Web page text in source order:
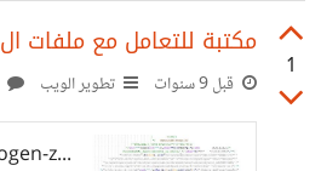
1
مكتبة للتعامل مع ملفات ال zip با ال PHP
قبل 9 سنوات تطوير الويب
DilawskyJordan/hydrogen-zipper